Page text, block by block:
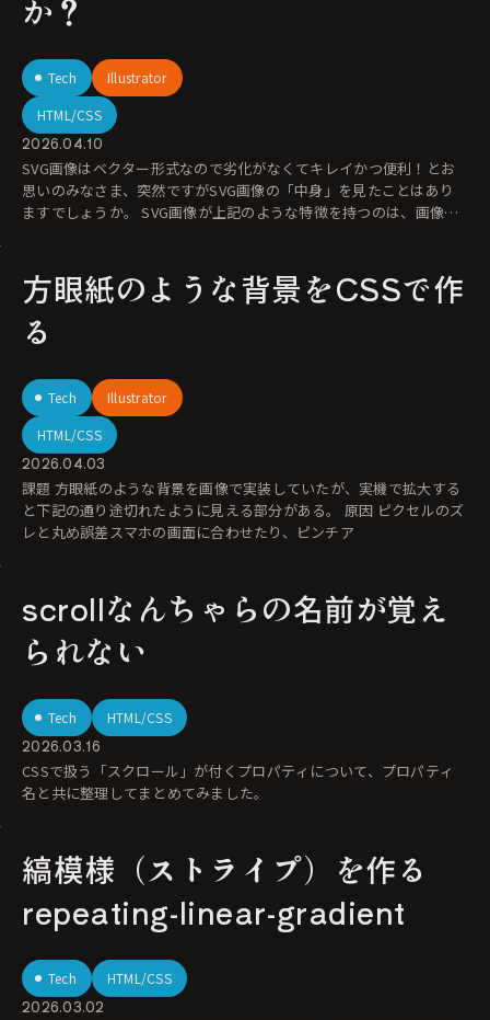
か？
Tech
Illustrator
HTML/CSS
2026.04.10
SVG画像はベクター形式なので劣化がなくてキレイかつ便利！とお
思いのみなさま、突然ですがSVG画像の「中身」を見たことはあり
ますでしょうか。 SVG画像が上記のような特徴を持つのは、画像と
方眼紙のような背景をCSSで作
る
Tech
Illustrator
HTML/CSS
2026.04.03
課題 方眼紙のような背景を画像で実装していたが、実機で拡大する
と下記の通り途切れたように見える部分がある。 原因 ピクセルのズ
レと丸め誤差スマホの画面に合わせたり、ピンチア
scrollなんちゃらの名前が覚え
られない
Tech HTML/CSS
2026.03.16
CSSで扱う「スクロール」が付くプロパティについて、プロパティ
名と共に整理してまとめてみました。
縞模様（ストライプ）を作る
repeating-linear-gradient
Tech HTML/CSS
2026.03.02